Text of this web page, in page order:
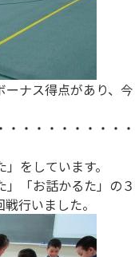
ナス得点があり、今
・・・・・・・・・
をしています。
「お話かるた」の３
行いました。